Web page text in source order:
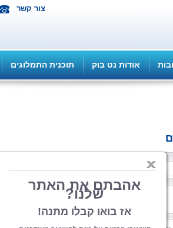
צור קשר
אודות נט בוק תוכנית התמלוגים
שם המחבר
קטגוריה
פורמט